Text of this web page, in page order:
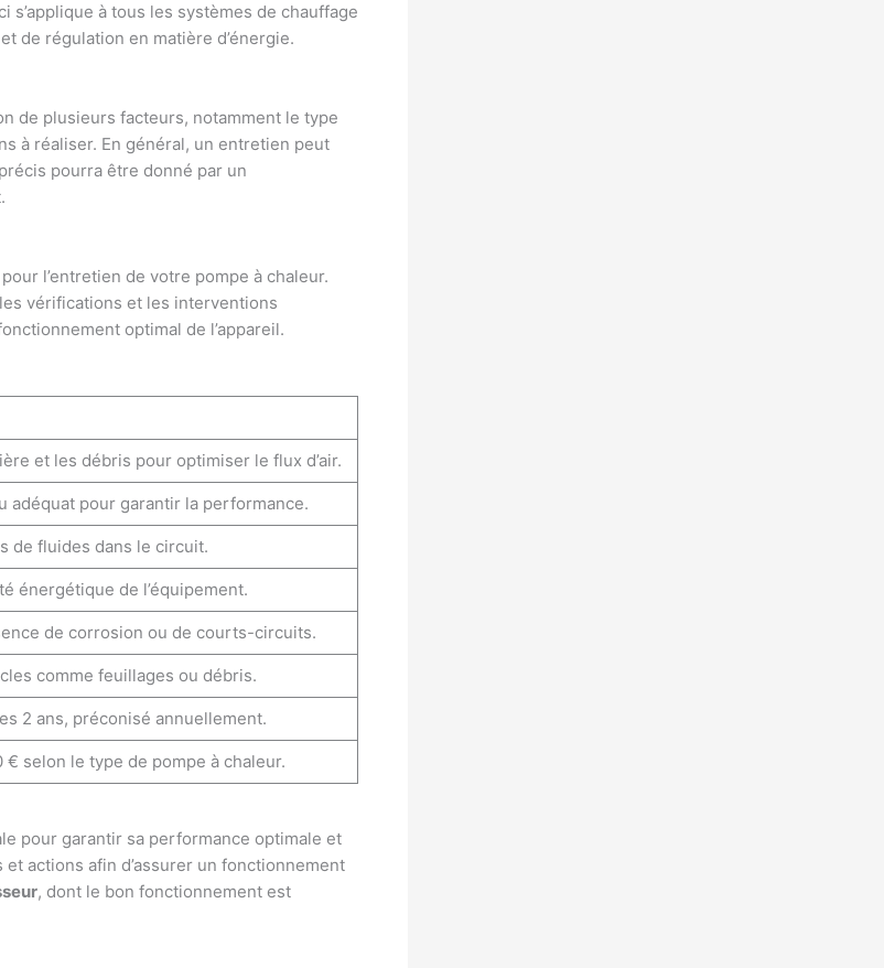
à tous les systèmes de chauffage
de régulation en matière d’énergie.
de plusieurs facteurs, notamment le type
à réaliser. En général, un entretien peut
pourra être donné par un
pour l’entretien de votre pompe à chaleur.
vérifications et les interventions
optimal de l’appareil.
et les débris pour optimiser le flux d’air.
adéquat pour garantir la performance.
de fluides dans le circuit.
énergétique de l’équipement.
de corrosion ou de courts-circuits.
comme feuillages ou débris.
2 ans, préconisé annuellement.
€ selon le type de pompe à chaleur.
pour garantir sa performance optimale et
actions afin d’assurer un fonctionnement
, dont le bon fonctionnement est